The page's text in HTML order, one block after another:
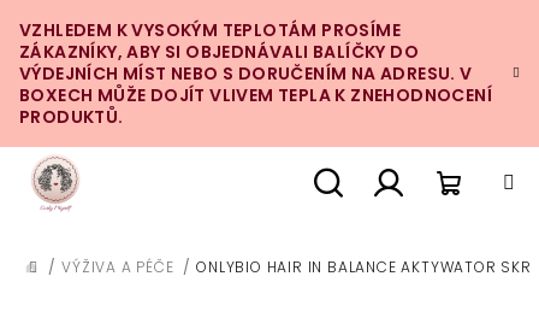
na
obsah
VZHLEDEM K VYSOKÝM TEPLOTÁM PROSÍME
ZÁKAZNÍKY, ABY SI OBJEDNÁVALI BALÍČKY DO
VÝDEJNÍCH MÍST NEBO S DORUČENÍM NA ADRESU. V
BOXECH MŮŽE DOJÍT VLIVEM TEPLA K ZNEHODNOCENÍ
PRODUKTŮ.
DOMŮ
/ VÝŽIVA A PÉČE / ONLYBIO HAIR IN BALANCE AKTYWATOR